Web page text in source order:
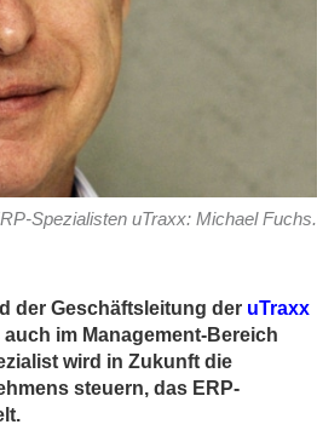
Spezialisten uTraxx: Michael Fuchs.
der Geschäftsleitung der uTraxx
im Management-Bereich
wird in Zukunft die
steuern, das ERP-